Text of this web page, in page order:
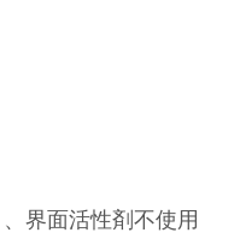
界面活性剤不使用